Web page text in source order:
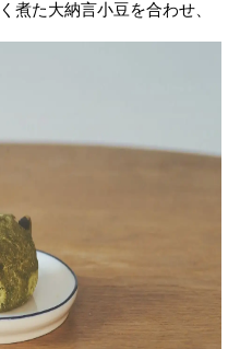
煮た大納言小豆を合わせ、